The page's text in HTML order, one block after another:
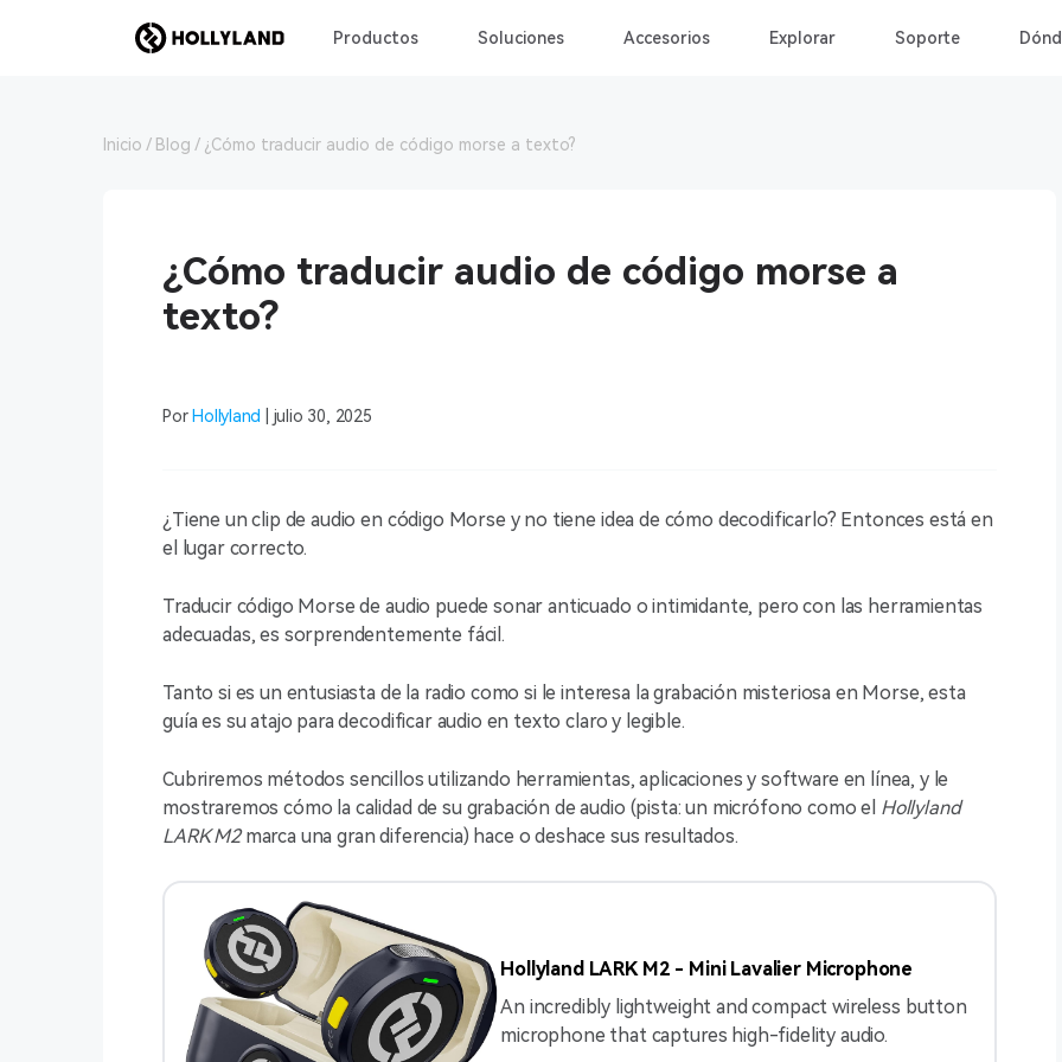
Productos Soluciones Accesorios Explorar Soporte
Inicio Blog ¿Cómo traducir audio de código morse a texto?
¿Cómo traducir audio de código morse a
texto?
Por Hollyland | julio 30, 2025
¿Tiene un clip de audio en código Morse y no tiene idea de cómo decodificarlo? Entonces está en
el lugar correcto.
Traducir código Morse de audio puede sonar anticuado o intimidante, pero con las herramientas
adecuadas, es sorprendentemente fácil.
Tanto si es un entusiasta de la radio como si le interesa la grabación misteriosa en Morse, esta
guía es su atajo para decodificar audio en texto claro y legible.
Cubriremos métodos sencillos utilizando herramientas, aplicaciones y software en línea, y le
mostraremos cómo la calidad de su grabación de audio (pista: un micrófono como el Hollyland
LARK M2marca una gran diferencia) hace o deshace sus resultados.
Hollyland LARK M2 - Mini Lavalier Microphone
An incredibly lightweight and compact wireless button
microphone that captures high-fidelity audio.